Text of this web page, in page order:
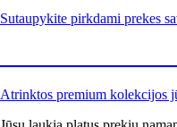
Sutaupykite pirkdami prekes
Atrinktos premium kolekcijos